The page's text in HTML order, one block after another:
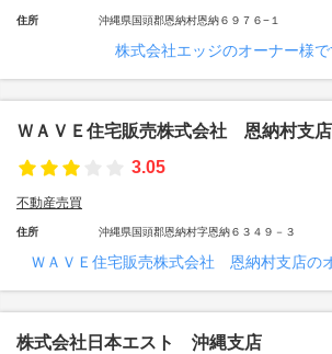
住所 沖縄県国頭郡恩納村恩納６９７６−１
株式会社エッジのオーナー様で
ＷＡＶＥ住宅販売株式会社 恩納村支店
3.05
不動産売買
住所 沖縄県国頭郡恩納村字恩納６３４９－３
ＷＡＶＥ住宅販売株式会社 恩納村支店の
株式会社日本エスト 沖縄支店